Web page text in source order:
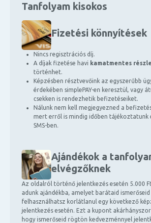
Tanfolyam kisokos
Fizetési könnyítések
Nincs regisztrációs díj.
A díjak fizetése havi kamatmentes
történhet.
Képzésben résztvevőink az egyszerűbb
érdekében simplePAY-en keresztül, vagy
csekken is rendezhetik befizetéseiket.
Nálunk nem kell megjegyezned a
mert erről is mindig időben tájékoztatunk
SMS-ben.
Ajándékok a
elvégzőknek
Az oldalról történő jelentkezés esetén 5.000
adunk ajándékba, amelyet barátaid ismerőseid
felhasználhatsz korlátlanul egy következő
jelentkezés esetén. Ezt a kupont
hogy ismerőseid rögtön kedvezménnyel